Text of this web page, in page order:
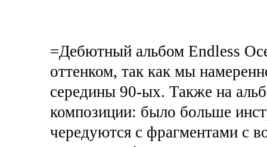
=Дебютный альбом Endless
оттенком, так как мы
середины 90-ых. Также на
композиции: было больше
чередуются с фрагментами с